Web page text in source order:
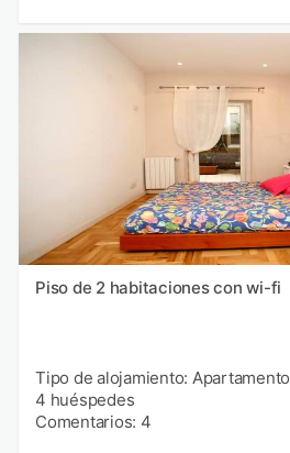
Piso de 2 habitaciones con wi-fi
Tipo de alojamiento: Apartamento
4 huéspedes
Comentarios: 4